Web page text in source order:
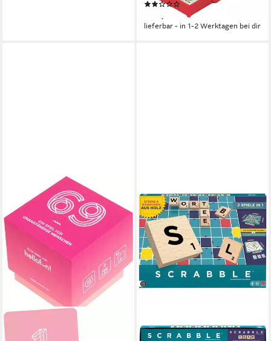
(2)
ab 9,99 €
lieferbar - in 1-2 Werktagen bei dir